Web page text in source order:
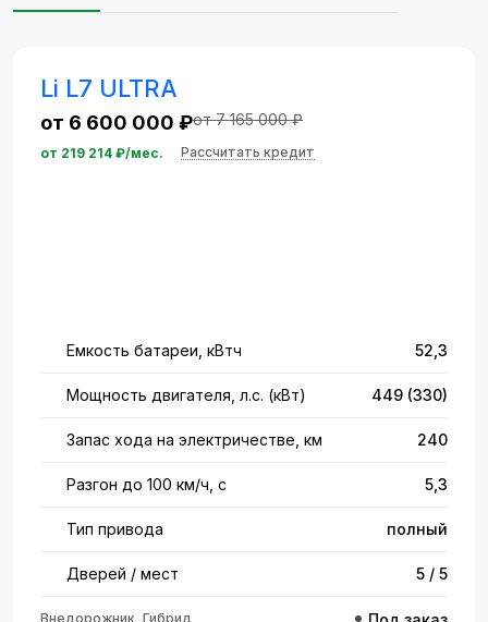
Li L7 ULTRA
от 6 600 000 ₽от 7 165 000 ₽
от 219 214 ₽/мес. Рассчитать кредит
Емкость батареи, кВтч 52,3
Мощность двигателя, л.с. (кВт) 449 (330)
Запас хода на электричестве, км 240
Разгон до 100 км/ч, с 5,3
Тип привода полный
Дверей / мест 5 / 5
Внедорожник, Гибрид